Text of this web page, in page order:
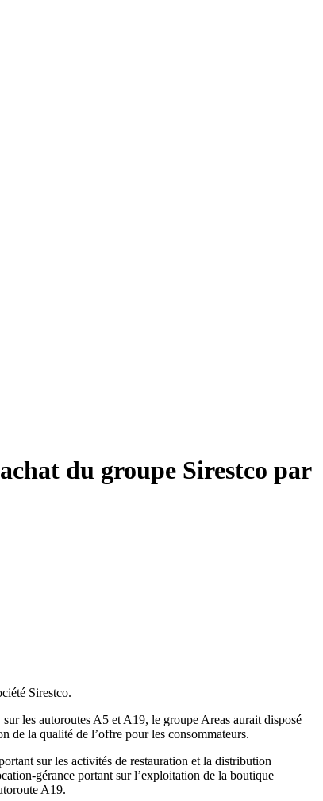
du groupe Sirestco par
Sirestco.
les autoroutes A5 et A19, le groupe Areas aurait disposé
de la qualité de l’offre pour les consommateurs.
sur les activités de restauration et la distribution
gérance portant sur l’exploitation de la boutique
A19.